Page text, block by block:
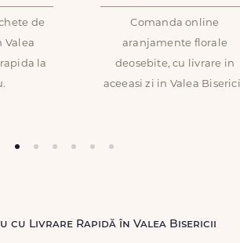
de
Valea
la
Comanda online
aranjamente florale
deosebite, cu livrare in
aceeasi zi in Valea
cu Livrare Rapidă în Valea Bisericii